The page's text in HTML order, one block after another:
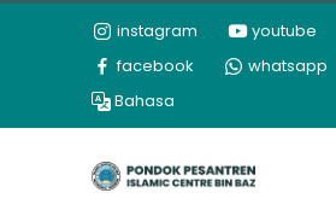
instagram
youtube
facebook
whatsapp
Bahasa